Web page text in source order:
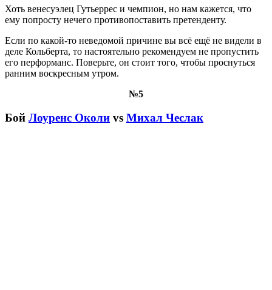
Хоть венесуэлец Гутьеррес и чемпион, но нам кажется, что
ему попросту нечего противопоставить претенденту.
Если по какой-то неведомой причине вы всё ещё не видели в
деле Кольберта, то настоятельно рекомендуем не пропустить
его перформанс. Поверьте, он стоит того, чтобы проснуться
ранним воскресным утром.
№5
Бой Лоуренс Околи vs Михал Чеслак